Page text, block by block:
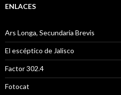
ENLACES
Ars Longa, Secundaria Brevis
El escéptico de Jalisco
Factor 302.4
Fotocat